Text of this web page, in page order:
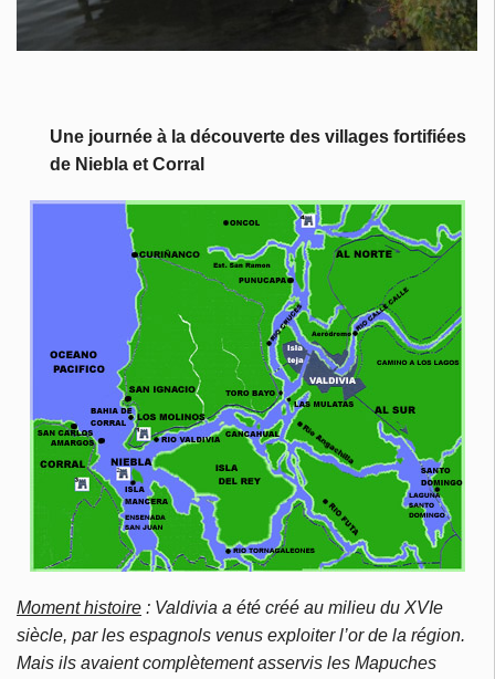
Une journée à la découverte des villages fortifiées
de Niebla et Corral
Moment histoire : Valdivia a été créé au milieu du XVIe
siècle, par les espagnols venus exploiter l’or de la région.
Mais ils avaient complètement asservis les Mapuches